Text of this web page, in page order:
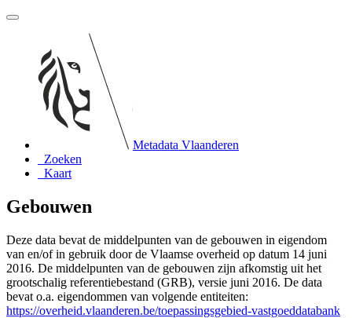
Metadata Vlaanderen
Zoeken
Kaart
Gebouwen
Deze data bevat de middelpunten van de gebouwen in eigendom
van en/of in gebruik door de Vlaamse overheid op datum 14 juni
2016. De middelpunten van de gebouwen zijn afkomstig uit het
grootschalig referentiebestand (GRB), versie juni 2016. De data
bevat o.a. eigendommen van volgende entiteiten:
https://overheid.vlaanderen.be/toepassingsgebied-vastgoeddatabank